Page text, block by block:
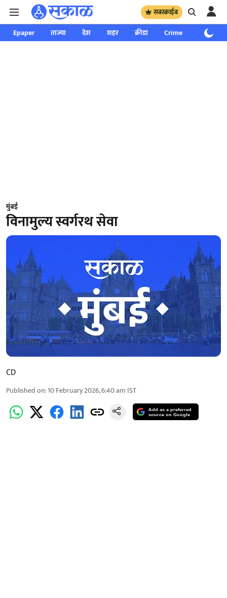
सबस्क्राईब
Epaper ताज्या देश शहर क्रीडा Crime साप्ताहिक
मुंबई
विनामुल्य स्वर्गरथ सेवा
CD
Published on:10 February 2026, 6:40 am IST
Add as a preferred
source on Google